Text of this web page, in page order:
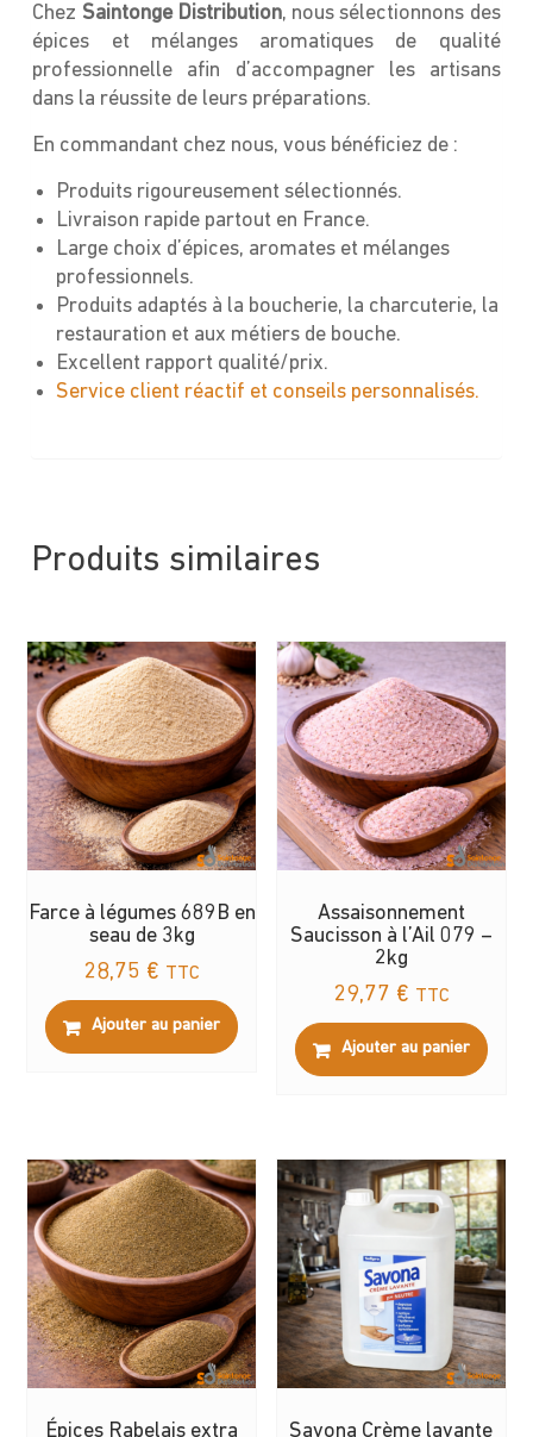
Chez Saintonge Distribution, nous sélectionnons des
épices et mélanges aromatiques de qualité
professionnelle afin d’accompagner les artisans
dans la réussite de leurs préparations.
En commandant chez nous, vous bénéficiez de :
Produits rigoureusement sélectionnés.
Livraison rapide partout en France.
Large choix d’épices, aromates et mélanges
professionnels.
Produits adaptés à la boucherie, la charcuterie, la
restauration et aux métiers de bouche.
Excellent rapport qualité/prix.
Service client réactif et conseils personnalisés.
Produits similaires
Farce à légumes 689B en
seau de 3kg
28,75 € TTC
Ajouter au panier
Assaisonnement
Saucisson à l’Ail 079 –
2kg
29,77 € TTC
Ajouter au panier
Épices Rabelais extra Savona Crème lavante